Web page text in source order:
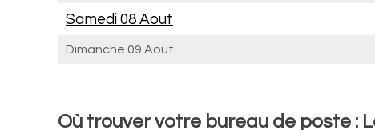
Samedi 08 Aout
Dimanche 09 Aout
Où trouver votre bureau de poste :